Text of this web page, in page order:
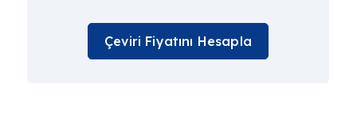
Çeviri Fiyatını Hesapla